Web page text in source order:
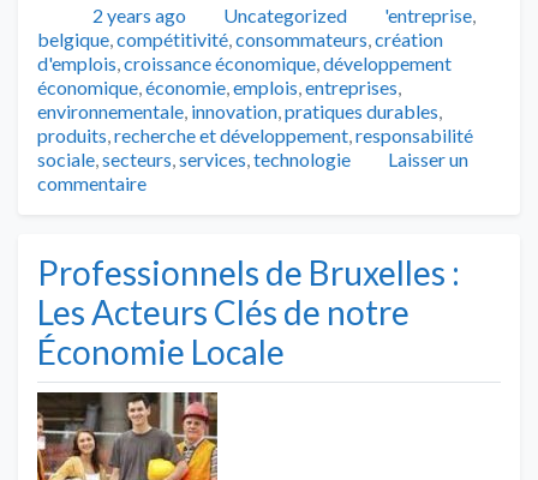
Publié2 years ago Catégories
Uncategorized Tags
'entreprise,
belgique,compétitivité,consommateurs,création
d'emplois,croissance économique,développement
économique,économie,emplois,entreprises,
environnementale, innovation,pratiques durables,
produits,recherche et développement,responsabilité
sociale,secteurs,services,technologie
Laisser un
commentaire
Professionnels de Bruxelles :
Les Acteurs Clés de notre
Économie Locale